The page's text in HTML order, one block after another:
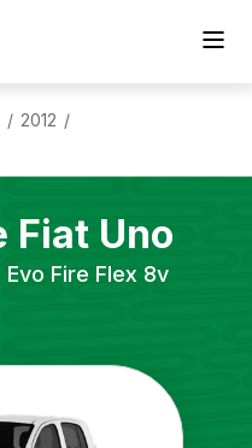
/ 2012 /
Fiat Uno
Fire Flex 8v